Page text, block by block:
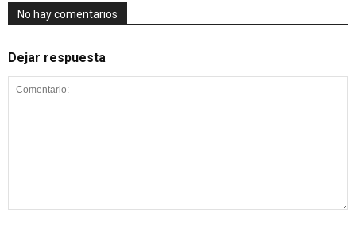
No hay comentarios
Dejar respuesta